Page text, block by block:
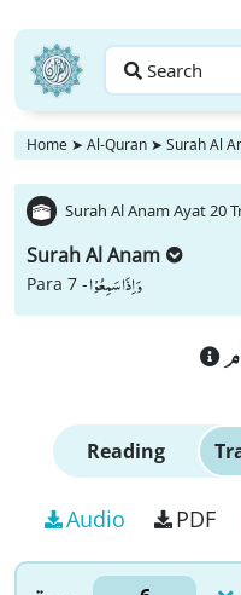
Search
Home ➤ Al-Quran ➤ Surah Al
Surah Al Anam Ayat 20
Surah Al Anam
Para 7 -وَ اِذَا سَمِعُوْا
Reading
Audio PDF